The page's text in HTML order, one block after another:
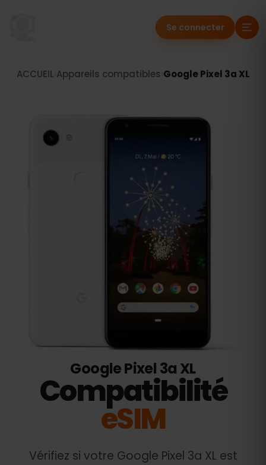
Se connecter
ACCUEIL Appareils compatibles Google Pixel 3a XL
Google Pixel 3a XL
Compatibilité
eSIM
Vérifiez si votre Google Pixel 3a XL est